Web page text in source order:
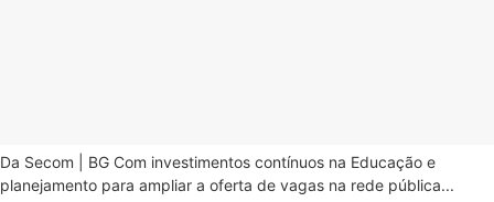
Da Secom | BG Com investimentos contínuos na Educação e
planejamento para ampliar a oferta de vagas na rede pública...